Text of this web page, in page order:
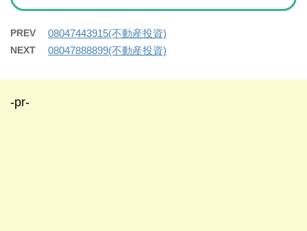
PREV 08047443915(不動産投資)
NEXT 08047888899(不動産投資)
-pr-